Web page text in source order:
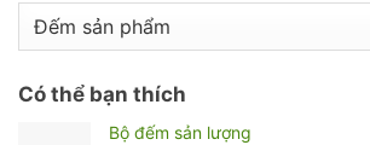
Có thể bạn thích
Bộ đếm sản lượng